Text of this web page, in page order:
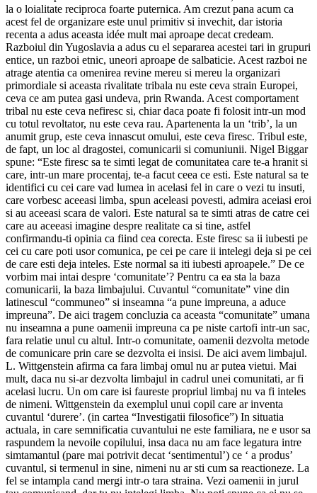
la o loialitate reciproca foarte puternica. Am crezut pana acum ca
acest fel de organizare este unul primitiv si invechit, dar istoria
recenta a adus aceasta idée mult mai aproape decat credeam.
Razboiul din Yugoslavia a adus cu el separarea acestei tari in grupuri
entice, un razboi etnic, uneori aproape de salbaticie. Acest razboi ne
atrage atentia ca omenirea revine mereu si mereu la organizari
primordiale si aceasta rivalitate tribala nu este ceva strain Europei,
ceva ce am putea gasi undeva, prin Rwanda. Acest comportament
tribal nu este ceva nefiresc si, chiar daca poate fi folosit intr-un mod
cu totul revoltator, nu este ceva rau. Apartenenta la un ‘trib’, la un
anumit grup, este ceva innascut omului, este ceva firesc. Tribul este,
de fapt, un loc al dragostei, comunicarii si comuniunii. Nigel Biggar
spune: “Este firesc sa te simti legat de comunitatea care te-a hranit si
care, intr-un mare procentaj, te-a facut ceea ce esti. Este natural sa te
identifici cu cei care vad lumea in acelasi fel in care o vezi tu insuti,
care vorbesc aceeasi limba, spun aceleasi povesti, admira aceiasi eroi
si au aceeasi scara de valori. Este natural sa te simti atras de catre cei
care au aceeasi imagine despre realitate ca si tine, astfel
confirmandu-ti opinia ca fiind cea corecta. Este firesc sa ii iubesti pe
cei cu care poti usor comunica, pe cei pe care ii intelegi deja si pe cei
de care esti deja inteles. Este normal sa iti iubesti aproapele.” De ce
vorbim mai intai despre ‘comunitate’? Pentru ca ea sta la baza
comunicarii, la baza limbajului. Cuvantul “comunitate” vine din
latinescul “communeo” si inseamna “a pune impreuna, a aduce
impreuna”. De aici tragem concluzia ca aceasta “comunitate” umana
nu inseamna a pune oamenii impreuna ca pe niste cartofi intr-un sac,
fara relatie unul cu altul. Intr-o comunitate, oamenii dezvolta metode
de comunicare prin care se dezvolta ei insisi. De aici avem limbajul.
L. Wittgenstein afirma ca fara limbaj omul nu ar putea vietui. Mai
mult, daca nu si-ar dezvolta limbajul in cadrul unei comunitati, ar fi
acelasi lucru. Un om care isi faureste propriul limbaj nu va fi inteles
de nimeni. Wittgenstein da exemplul unui copil care ar inventa
cuvantul ‘durere’. (in cartea “Investigatii filosofice”) In situatia
actuala, in care semnificatia cuvantului ne este familiara, ne e usor sa
raspundem la nevoile copilului, insa daca nu am face legatura intre
simtamantul (pare mai potrivit decat ‘sentimentul’) ce ‘ a produs’
cuvantul, si termenul in sine, nimeni nu ar sti cum sa reactioneze. La
fel se intampla cand mergi intr-o tara straina. Vezi oamenii in jurul